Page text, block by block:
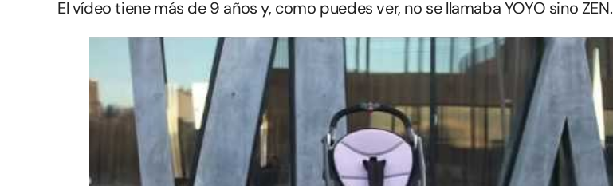
El vídeo tiene más de 9 años y, como puedes ver, no se llamaba YOYO sino ZEN.